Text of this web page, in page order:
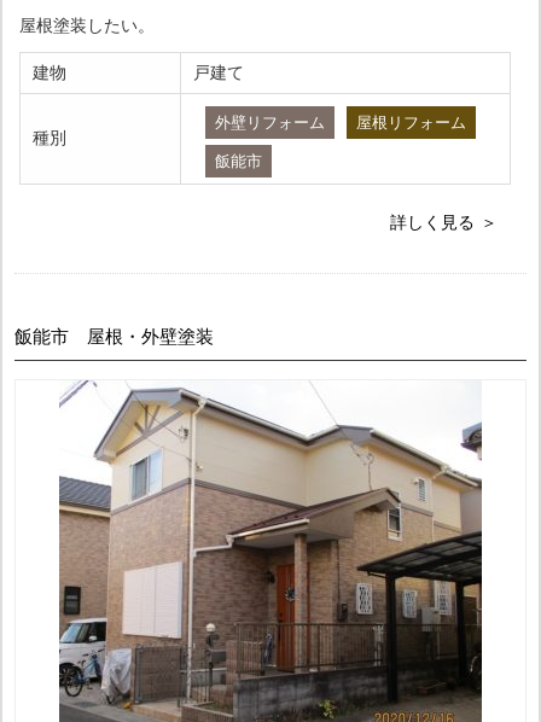
屋根塗装したい。
建物 戸建て
種別
外壁リフォーム 屋根リフォーム
飯能市
詳しく見る
飯能市 屋根・外壁塗装